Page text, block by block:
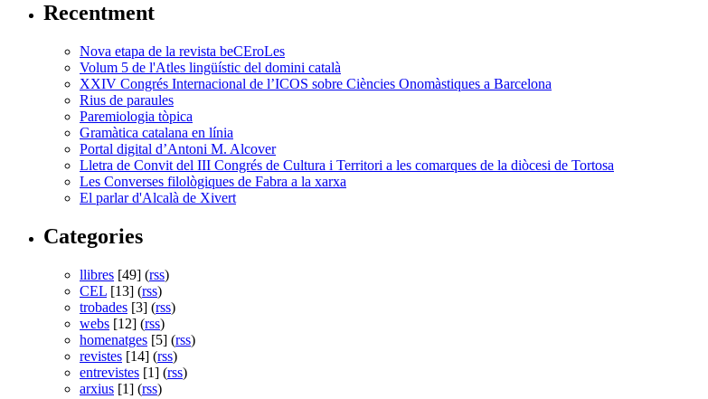
Recentment
Nova etapa de la revista beCEroLes
Volum 5 de l'Atles lingüístic del domini català
XXIV Congrés Internacional de l’ICOS sobre Ciències Onomàstiques a Barcelona
Rius de paraules
Paremiologia tòpica
Gramàtica catalana en línia
Portal digital d’Antoni M. Alcover
Lletra de Convit del III Congrés de Cultura i Territori a les comarques de la diòcesi de Tortosa
Les Converses filològiques de Fabra a la xarxa
El parlar d'Alcalà de Xivert
Categories
llibres [49] (rss)
CEL [13] (rss)
trobades [3] (rss)
webs [12] (rss)
homenatges [5] (rss)
revistes [14] (rss)
entrevistes [1] (rss)
arxius [1] (rss)